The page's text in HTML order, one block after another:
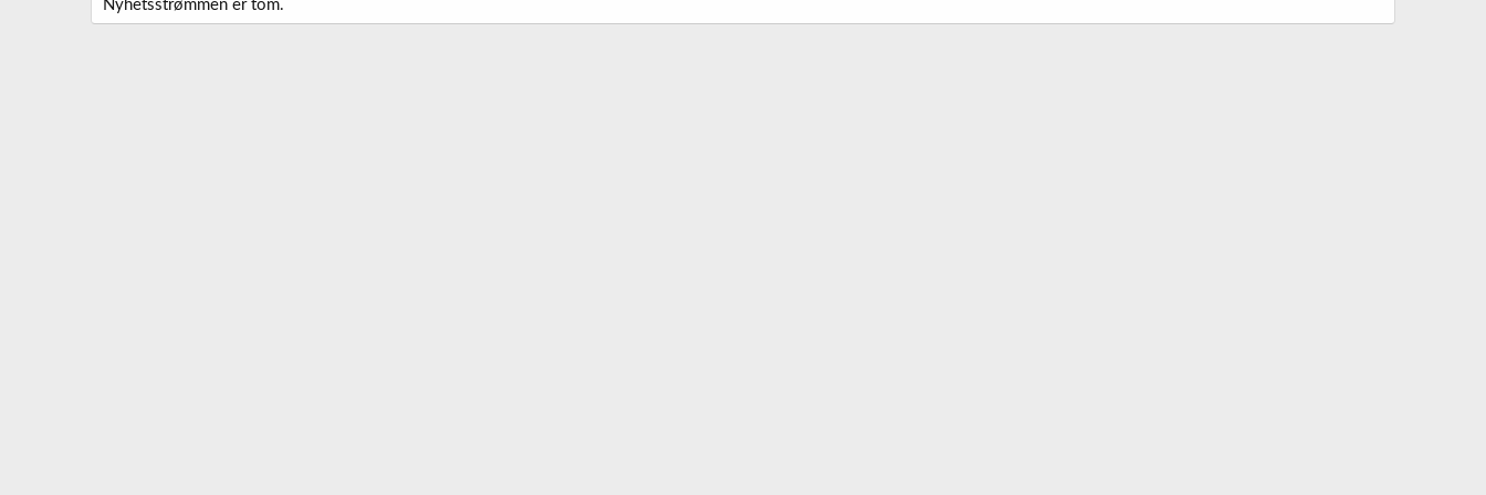
Nyhetsstrømmen er tom.